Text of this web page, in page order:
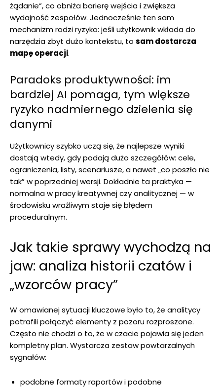
żądanie”, co obniża barierę wejścia i zwiększa
wydajność zespołów. Jednocześnie ten sam
mechanizm rodzi ryzyko: jeśli użytkownik wkłada do
narzędzia zbyt dużo kontekstu, to sam dostarcza
mapę operacji.
Paradoks produktywności: im
bardziej AI pomaga, tym większe
ryzyko nadmiernego dzielenia się
danymi
Użytkownicy szybko uczą się, że najlepsze wyniki
dostają wtedy, gdy podają dużo szczegółów: cele,
ograniczenia, listy, scenariusze, a nawet „co poszło nie
tak” w poprzedniej wersji. Dokładnie ta praktyka —
normalna w pracy kreatywnej czy analitycznej — w
środowisku wrażliwym staje się błędem
proceduralnym.
Jak takie sprawy wychodzą na
jaw: analiza historii czatów i
„wzorców pracy”
W omawianej sytuacji kluczowe było to, że analitycy
potrafili połączyć elementy z pozoru rozproszone.
Często nie chodzi o to, że w czacie pojawia się jeden
kompletny plan. Wystarcza zestaw powtarzalnych
sygnałów:
podobne formaty raportów i podobne